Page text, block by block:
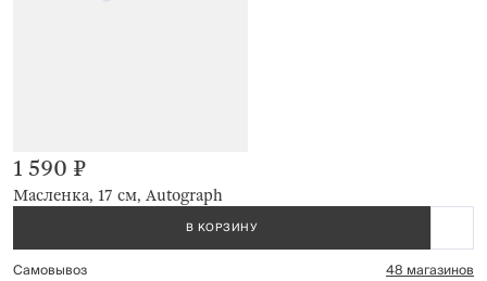
Масленка, 17 см, Autograph
1 590 ₽
В КОРЗИНУ
Самовывоз 48 магазинов